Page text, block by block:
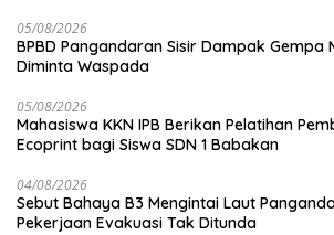
05/08/2026
BPBD Pangandaran Sisir Dampak Gempa
Diminta Waspada
05/08/2026
Mahasiswa KKN IPB Berikan Pelatihan
Ecoprint bagi Siswa SDN 1 Babakan
04/08/2026
Sebut Bahaya B3 Mengintai Laut
Pekerjaan Evakuasi Tak Ditunda